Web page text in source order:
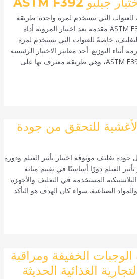
العبوات التي تستخدم لمرة واحدة: طريقة
اختبار الجلبو ASTM F392 ASTM F392 مقدمة يعد اختبار المرونة أداة
خاصةً للعبوات التي تستخدم لمرة
التوزيع. أحد معايير الاختبار الرئيسية
لهذا الأمر هو اختبار المرونة ASTM F392، وهي طريقة معترف بها على
الأغشية للتحقق من جودة
جودة تغليف موثوقة اختبار تأثير الفيلم ودوره
الفيلم دورًا أساسيًا في تقييم متانة
المستخدمة في التغليف والأجهزة
الصناعية. سواء كان الهدف هو التأكد
الوجبات الخفيفة ومراقبة
الغذائية الحديثة